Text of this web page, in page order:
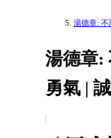
湯德章: 不
湯德章:
勇氣 |